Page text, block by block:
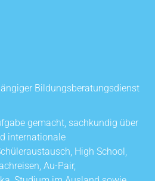
Bildungsberatungsdienst
gemacht, sachkundig über
internationale
High School,
Au-Pair,